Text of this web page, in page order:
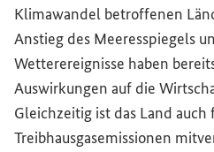
Klimawandel betroffenen
Anstieg des Meeresspiegels
Wetterereignisse haben
Auswirkungen auf die
Gleichzeitig ist das Land auch
Treibhausgasemissionen